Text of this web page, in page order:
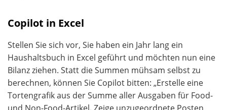
Copilot in Excel
Stellen Sie sich vor, Sie haben ein Jahr lang ein
Haushaltsbuch in Excel geführt und möchten nun eine
Bilanz ziehen. Statt die Summen mühsam selbst zu
berechnen, können Sie Copilot bitten: „Erstelle eine
Tortengrafik aus der Summe aller Ausgaben für Food-